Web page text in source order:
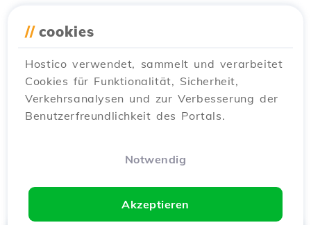
// cookies
Hostico verwendet, sammelt und verarbeitet
Cookies für Funktionalität, Sicherheit,
Verkehrsanalysen und zur Verbesserung der
Benutzerfreundlichkeit des Portals.
Notwendig
Akzeptieren